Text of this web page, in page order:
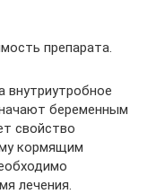
препарата.
внутриутробное
беременным
свойство
кормящим
лечения.